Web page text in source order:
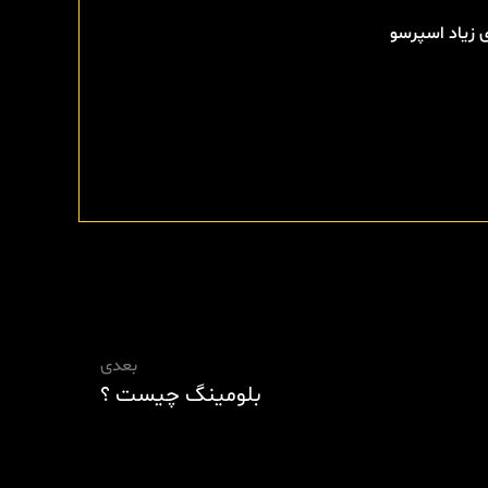
زیاد اسپرسو
بعدی
بلومینگ چیست ؟